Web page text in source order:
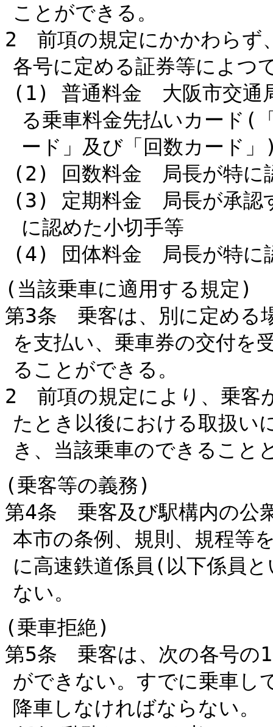
ことができる。
2 前項の規定にかかわらず
各号に定める証券等によつ
(1) 普通料金 大阪市交通
る乗車料金先払いカード(
ード」及び「回数カード
(2) 回数料金 局長が特に
(3) 定期料金 局長が承認
に認めた小切手等
(4) 団体料金 局長が特に
(当該乗車に適用する規定)
第3条 乗客は、別に定める
を支払い、乗車券の交付を
ることができる。
2 前項の規定により、乗客
たとき以後における取扱い
き、当該乗車のできること
(乗客等の義務)
第4条 乗客及び駅構内の公
本市の条例、規則、規程等
に高速鉄道係員(以下係員
ない。
(乗車拒絶)
第5条 乗客は、次の各号の
ができない。すでに乗車し
降車しなければならない。